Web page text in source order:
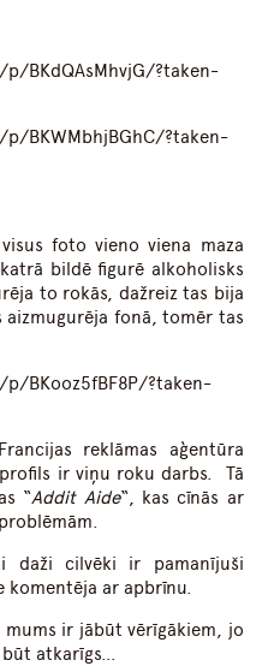
BKdQAsMhvjG/?taken-
BKWMbhjBGhC/?taken-
foto vieno viena maza
bildē figurē alkoholisks
to rokās, dažreiz tas bija
aizmugurēja fonā, tomēr tas
BKooz5fBF8P/?taken-
reklāmas aģentūra
ir viņu roku darbs. Tā
“Addit Aide“, kas cīnās ar
daži cilvēki ir pamanījuši
komentēja ar apbrīnu.
mums ir jābūt vērīgākiem, jo
būt atkarīgs…